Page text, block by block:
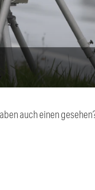
auch einen